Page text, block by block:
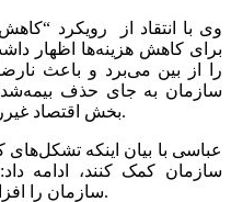
وی با انتقاد از‌ ‌ رویکرد
برای کاهش هزینه‌ها اظهار
را از بین می‌برد و باعث
سازمان به جای حذف
بخش اقتصاد غیررسمی (کارگران “زیرپله‌ای”) بپردازد.
‌عباسی با بیان اینکه ‌تشکل‌های
سازمان کمک کنند، ادامه
سازمان را افزایش داده و ناترازی را کاهش می‌دهد.‌‌